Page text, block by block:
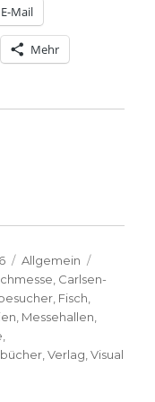
E-Mail
Mehr
Kategorien
Allgemein
Carlsen-
Fisch
Messehallen
,Verlag ,Visual